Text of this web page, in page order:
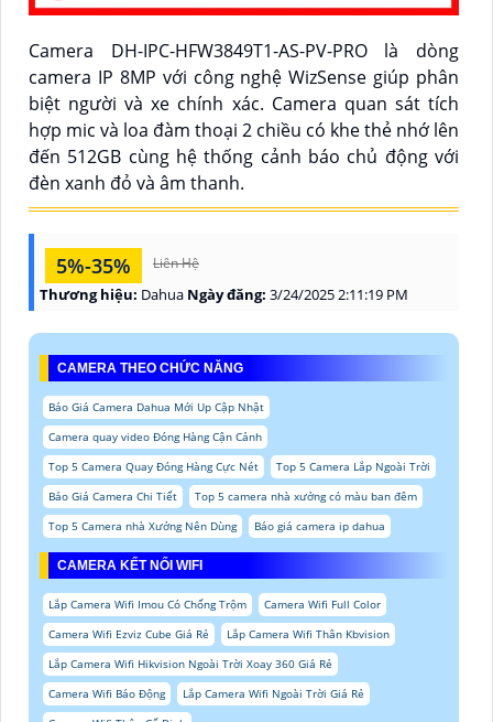
Camera DH-IPC-HFW3849T1-AS-PV-PRO là dòng
camera IP 8MP với công nghệ WizSense giúp phân
biệt người và xe chính xác. Camera quan sát tích
hợp mic và loa đàm thoại 2 chiều có khe thẻ nhớ lên
đến 512GB cùng hệ thống cảnh báo chủ động với
đèn xanh đỏ và âm thanh.
5%-35% Liên Hệ
Thương hiệu: Dahua Ngày đăng: 3/24/2025 2:11:19 PM
CAMERA THEO CHỨC NĂNG
Báo Giá Camera Dahua Mới Up Cập Nhật
Camera quay video Đóng Hàng Cận Cảnh
Top 5 Camera Quay Đóng Hàng Cực Nét
Top 5 Camera Lắp Ngoài Trời
Báo Giá Camera Chi Tiết
Top 5 camera nhà xưởng có màu ban đêm
Top 5 Camera nhà Xưởng Nên Dùng
Báo giá camera ip dahua
CAMERA KẾT NỐI WIFI
Lắp Camera Wifi Imou Có Chống Trộm
Camera Wifi Full Color
Camera Wifi Ezviz Cube Giá Rẻ
Lắp Camera Wifi Thân Kbvision
Lắp Camera Wifi Hikvision Ngoài Trời Xoay 360 Giá Rẻ
Camera Wifi Báo Động
Lắp Camera Wifi Ngoài Trời Giá Rẻ